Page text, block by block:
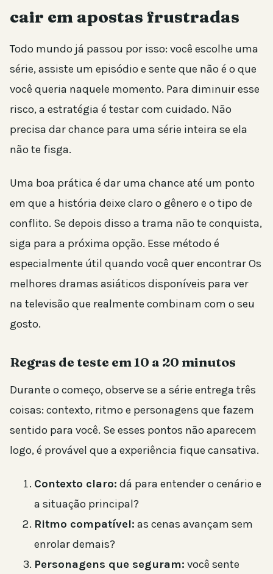
cair em apostas frustradas
Todo mundo já passou por isso: você escolhe uma
série, assiste um episódio e sente que não é o que
você queria naquele momento. Para diminuir esse
risco, a estratégia é testar com cuidado. Não
precisa dar chance para uma série inteira se ela
não te fisga.
Uma boa prática é dar uma chance até um ponto
em que a história deixe claro o gênero e o tipo de
conflito. Se depois disso a trama não te conquista,
siga para a próxima opção. Esse método é
especialmente útil quando você quer encontrar Os
melhores dramas asiáticos disponíveis para ver
na televisão que realmente combinam com o seu
gosto.
Regras de teste em 10 a 20 minutos
Durante o começo, observe se a série entrega três
coisas: contexto, ritmo e personagens que fazem
sentido para você. Se esses pontos não aparecem
logo, é provável que a experiência fique cansativa.
Contexto claro: dá para entender o cenário e
a situação principal?
Ritmo compatível: as cenas avançam sem
enrolar demais?
Personagens que seguram: você sente